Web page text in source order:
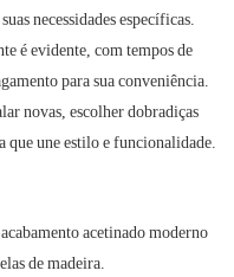
necessidades específicas.
é evidente, com tempos de
para sua conveniência.
novas, escolher dobradiças
que une estilo e funcionalidade.
acetinado moderno
de madeira.